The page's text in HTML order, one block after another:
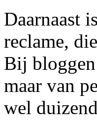
Daarnaast
reclame,
Bij bloggen
maar van
wel